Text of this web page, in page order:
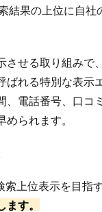
結果の上位に自
せる取り組みで
れる特別な表示
、電話番号、口コ
られます。
上位表示を目指
す。